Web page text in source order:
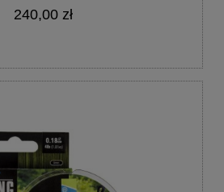
240,00 zł